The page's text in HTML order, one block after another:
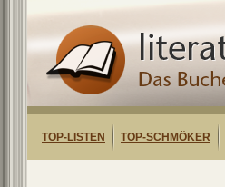
TOP-LISTEN TOP-SCHMÖKER